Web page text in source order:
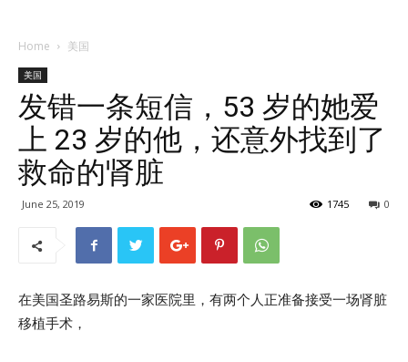
Home 美国
美国
发错一条短信，53 岁的她爱
上 23 岁的他，还意外找到了
救命的肾脏
June 25, 2019 0
1745
在美国圣路易斯的一家医院里，有两个人正准备接受一场肾脏
移植手术，